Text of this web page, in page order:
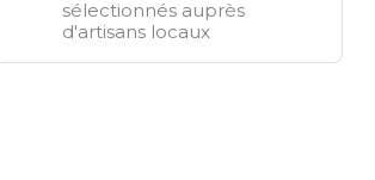
sélectionnés auprès
d'artisans locaux